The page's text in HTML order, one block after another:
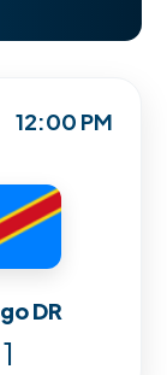
12:00 PM
DR
1